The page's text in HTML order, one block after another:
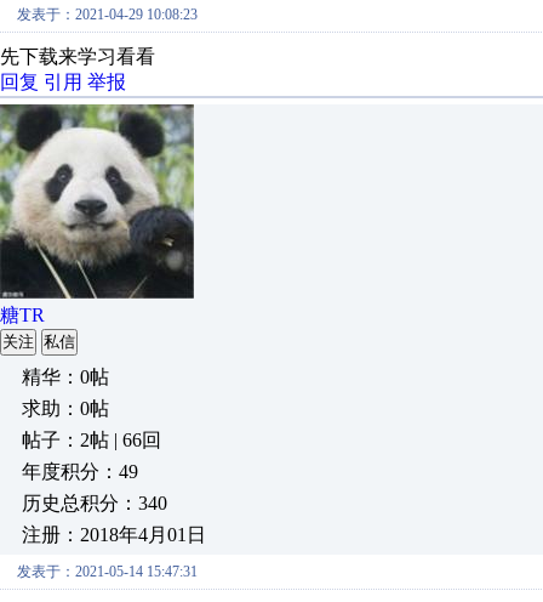
发表于：2021-04-29 10:08:23
先下载来学习看看
回复 引用 举报
糖TR
关注 私信
精华：0帖
求助：0帖
帖子：2帖 | 66回
年度积分：49
历史总积分：340
注册：2018年4月01日
发表于：2021-05-14 15:47:31